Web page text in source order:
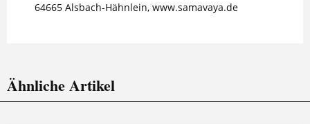
64665 Alsbach-Hähnlein, www.samavaya.de
Ähnliche Artikel